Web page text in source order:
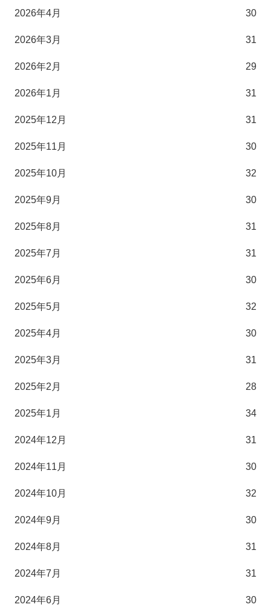
2026年4月 30
2026年3月 31
2026年2月 29
2026年1月 31
2025年12月 31
2025年11月 30
2025年10月 32
2025年9月 30
2025年8月 31
2025年7月 31
2025年6月 30
2025年5月 32
2025年4月 30
2025年3月 31
2025年2月 28
2025年1月 34
2024年12月 31
2024年11月 30
2024年10月 32
2024年9月 30
2024年8月 31
2024年7月 31
2024年6月 30